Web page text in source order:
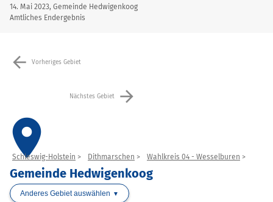
14. Mai 2023, Gemeinde Hedwigenkoog
Amtliches Endergebnis
arrow_back Vorheriges Gebiet
Nächstes Gebiet arrow_forward
place
Schleswig-Holstein Dithmarschen Wahlkreis 04 - Wesselburen
Gemeinde Hedwigenkoog
Anderes Gebiet auswählen